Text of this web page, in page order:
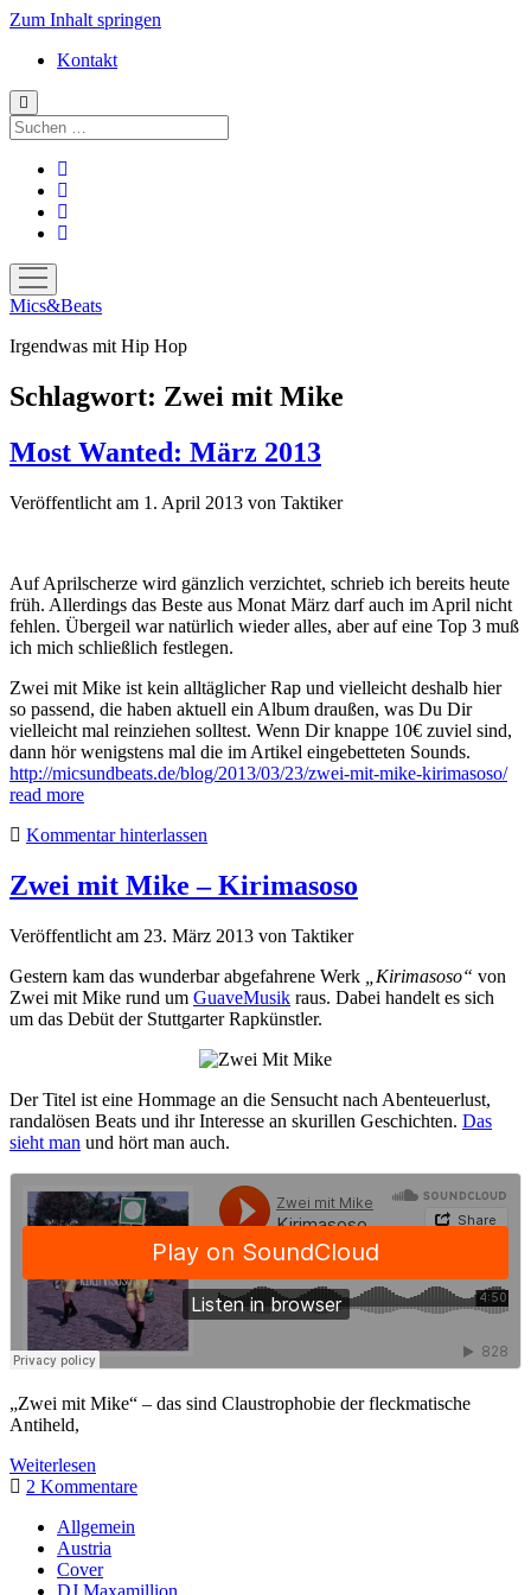
Zum Inhalt springen
Kontakt
Suchen
Menü
öffnen
Mics&Beats
Irgendwas mit Hip Hop
Schlagwort: Zwei mit Mike
Most Wanted: März 2013
Veröffentlicht am 1. April 2013 von Taktiker
Auf Aprilscherze wird gänzlich verzichtet, schrieb ich bereits heute
früh. Allerdings das Beste aus Monat März darf auch im April nicht
fehlen. Übergeil war natürlich wieder alles, aber auf eine Top 3 muß
ich mich schließlich festlegen.
Zwei mit Mike ist kein alltäglicher Rap und vielleicht deshalb hier
so passend, die haben aktuell ein Album draußen, was Du Dir
vielleicht mal reinziehen solltest. Wenn Dir knappe 10€ zuviel sind,
dann hör wenigstens mal die im Artikel eingebetteten Sounds.
http://micsundbeats.de/blog/2013/03/23/zwei-mit-mike-kirimasoso/
read more
Kommentar hinterlassen
Zwei mit Mike – Kirimasoso
Veröffentlicht am 23. März 2013 von Taktiker
Gestern kam das wunderbar abgefahrene Werk
„Kirimasoso“ von
Zwei mit Mike rund um GuaveMusik raus. Dabei handelt es sich
um das Debüt der Stuttgarter Rapkünstler.
Der Titel ist eine Hommage an die Sensucht nach Abenteuerlust,
randalösen Beats und ihr Interesse an skurillen Geschichten. Das
sieht man und hört man auch.
„Zwei mit Mike“ – das sind Claustrophobie der fleckmatische
Antiheld,
Weiterlesen
mit
–
Kirimasoso
2 Kommentare
Sidebar
Allgemein
Austria
Cover
DJ Maxamillion